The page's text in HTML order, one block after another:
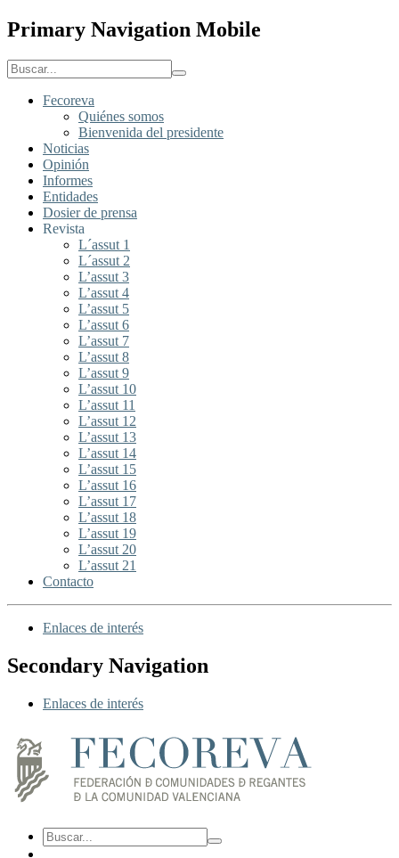
Primary Navigation Mobile
Fecoreva
Quiénes somos
Bienvenida del presidente
Noticias
Opinión
Informes
Entidades
Dosier de prensa
Revista
L´assut 1
L´assut 2
L’assut 3
L’assut 4
L’assut 5
L’assut 6
L’assut 7
L’assut 8
L’assut 9
L’assut 10
L’assut 11
L’assut 12
L’assut 13
L’assut 14
L’assut 15
L’assut 16
L’assut 17
L’assut 18
L’assut 19
L’assut 20
L’assut 21
Contacto
Enlaces de interés
Secondary Navigation
Enlaces de interés